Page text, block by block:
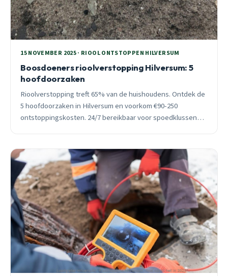
15 NOVEMBER 2025 · RIOOL ONTSTOPPEN HILVERSUM
Boosdoeners rioolverstopping Hilversum: 5
hoofdoorzaken
Rioolverstopping treft 65% van de huishoudens. Ontdek de
5 hoofdoorzaken in Hilversum en voorkom €90-250
ontstoppingskosten. 24/7 bereikbaar voor spoedklussen